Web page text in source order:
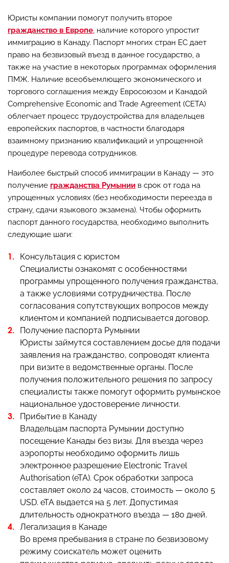
Юристы компании помогут получить второе
гражданство в Европе, наличие которого упростит
иммиграцию в Канаду. Паспорт многих стран ЕС дает
право на безвизовый въезд в данное государство, а
также на участие в некоторых программах оформления
ПМЖ. Наличие всеобъемлющего экономического и
торгового соглашения между Евросоюзом и Канадой
Comprehensive Economic and Trade Agreement (CETA)
облегчает процесс трудоустройства для владельцев
европейских паспортов, в частности благодаря
взаимному признанию квалификаций и упрощенной
процедуре перевода сотрудников.
Наиболее быстрый способ иммиграции в Канаду — это
получение гражданства Румынии в срок от года на
упрощенных условиях (без необходимости переезда в
страну, сдачи языкового экзамена). Чтобы оформить
паспорт данного государства, необходимо выполнить
следующие шаги:
Консультация с юристом
Специалисты ознакомят с особенностями
программы упрощенного получения гражданства,
а также условиями сотрудничества. После
согласования сопутствующих вопросов между
клиентом и компанией подписывается договор.
Получение паспорта Румынии
Юристы займутся составлением досье для подачи
заявления на гражданство, сопроводят клиента
при визите в ведомственные органы. После
получения положительного решения по запросу
специалисты также помогут оформить румынское
национальное удостоверение личности.
Прибытие в Канаду
Владельцам паспорта Румынии доступно
посещение Канады без визы. Для въезда через
аэропорты необходимо оформить лишь
электронное разрешение Electronic Travel
Authorisation (eTA). Срок обработки запроса
составляет около 24 часов, стоимость — около 5
USD. eTA выдается на 5 лет. Допустимая
длительность однократного въезда — 180 дней.
Легализация в Канаде
Во время пребывания в стране по безвизовому
режиму соискатель может оценить